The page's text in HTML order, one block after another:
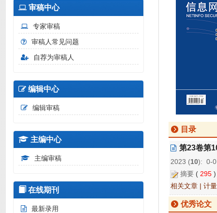
目录
第23卷第
2023 (10): 0-
摘要 ( 295
相关文章 | 计
优秀论文
审稿中心
专家审稿
审稿人常见问题
自荐为审稿人
编辑中心
编辑审稿
主编中心
主编审稿
在线期刊
最新录用